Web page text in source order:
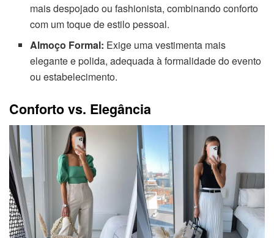
mais despojado ou fashionista, combinando conforto
com um toque de estilo pessoal.
Almoço Formal: Exige uma vestimenta mais
elegante e polida, adequada à formalidade do evento
ou estabelecimento.
Conforto vs. Elegância